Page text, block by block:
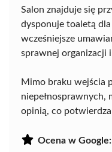
Salon znajduje się
dysponuje toaletą
wcześniejsze
sprawnej organizacji
Mimo braku wejścia
niepełnosprawnych,
opinią, co potwierdza
Ocena w Google: